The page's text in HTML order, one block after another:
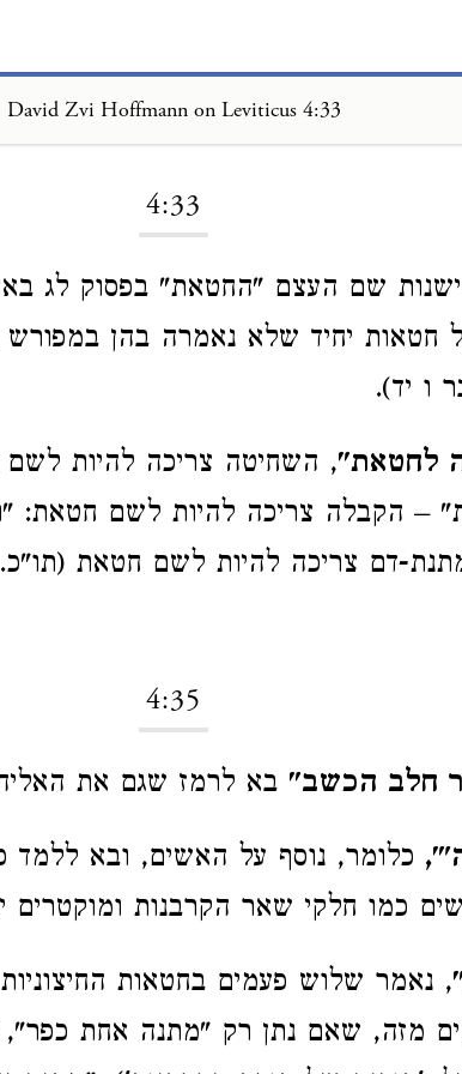
David Zvi Hoffmann on Leviticus 4:33
4:33
שם העצם "החטאת" בפסוק לג
חטאות יחיד שלא נאמרה בהן
ו יד).
לחטאת", השחיטה צריכה להיות
– הקבלה צריכה להיות לשם חטאת:
דם צריכה להיות לשם חטאת (תו"כ.
4:35
חלב הכשב" בא לרמז שגם את
כלומר, נוסף על האשים, ובא ללמד
כמו חלקי שאר הקרבנות ומוקטרים
, נאמר שלוש פעמים בחטאות
מזה, שאם נתן רק "מתנה אחת כפר",